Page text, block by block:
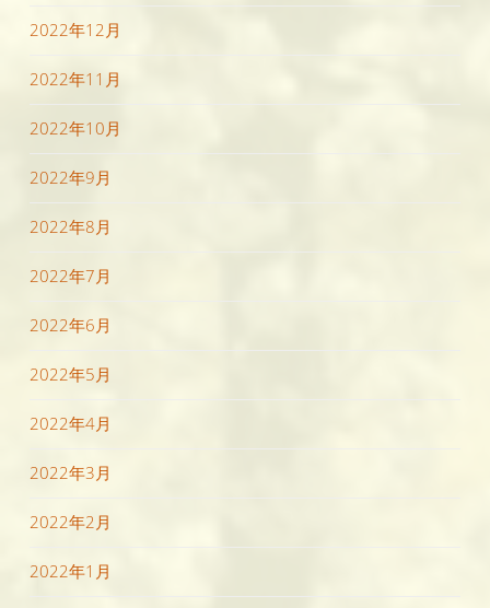
2022年12月
2022年11月
2022年10月
2022年9月
2022年8月
2022年7月
2022年6月
2022年5月
2022年4月
2022年3月
2022年2月
2022年1月